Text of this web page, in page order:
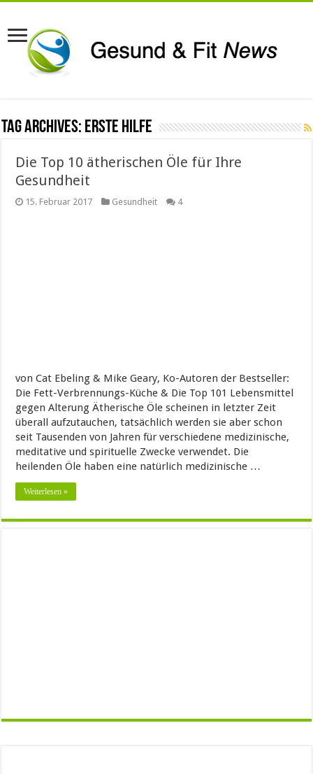
Tag Archives: erste Hilfe
Die Top 10 ätherischen Öle für Ihre
Gesundheit
15. Februar 2017 Gesundheit 4
von Cat Ebeling & Mike Geary, Ko-Autoren der Bestseller:
Die Fett-Verbrennungs-Küche & Die Top 101 Lebensmittel
gegen Alterung Ätherische Öle scheinen in letzter Zeit
überall aufzutauchen, tatsächlich werden sie aber schon
seit Tausenden von Jahren für verschiedene medizinische,
meditative und spirituelle Zwecke verwendet. Die
heilenden Öle haben eine natürlich medizinische …
Weiterlesen »